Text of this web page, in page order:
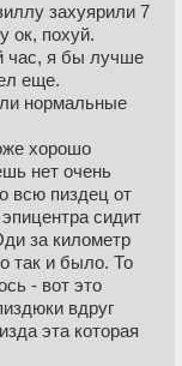
захуярили 7
ок, похуй.
час, я бы лучше
еще.
нормальные
хорошо
нет очень
всю пиздец от
сидит
за километр
так и было. То
- вот это
вдруг
эта которая